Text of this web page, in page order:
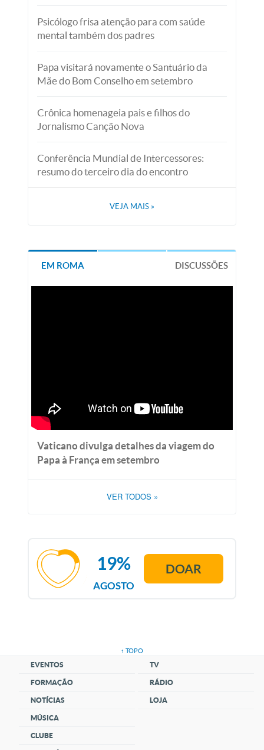
Psicólogo frisa atenção para com saúde
mental também dos padres
Papa visitará novamente o Santuário da
Mãe do Bom Conselho em setembro
Crônica homenageia pais e filhos do
Jornalismo Canção Nova
Conferência Mundial de Intercessores:
resumo do terceiro dia do encontro
VEJA MAIS »
EM ROMA DISCUSSÕES
Vaticano divulga detalhes da viagem do
Papa à França em setembro
VER TODOS »
AGOSTO
19% DOAR
↑ TOPO
EVENTOS
FORMAÇÃO
NOTÍCIAS
MÚSICA
CLUBE
TV
RÁDIO
LOJA